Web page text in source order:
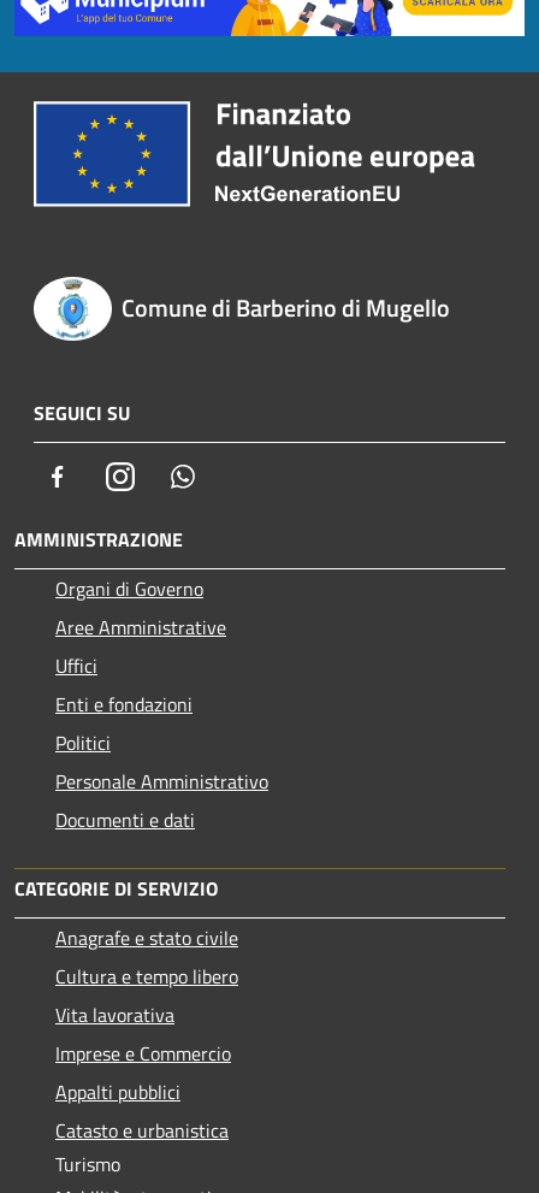
Comune di Barberino di Mugello
SEGUICI SU
FacebookInstagram
AMMINISTRAZIONE
Organi di Governo
Aree Amministrative
Uffici
Enti e fondazioni
Politici
Personale Amministrativo
Documenti e dati
CATEGORIE DI SERVIZIO
Anagrafe e stato civile
Cultura e tempo libero
Vita lavorativa
Imprese e Commercio
Appalti pubblici
Catasto e urbanistica
Turismo